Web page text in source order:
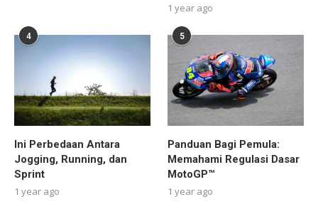
1 year ago
4
Ini Perbedaan Antara
Jogging, Running, dan
Sprint
1 year ago
5
Panduan Bagi Pemula:
Memahami Regulasi Dasar
MotoGP™
1 year ago